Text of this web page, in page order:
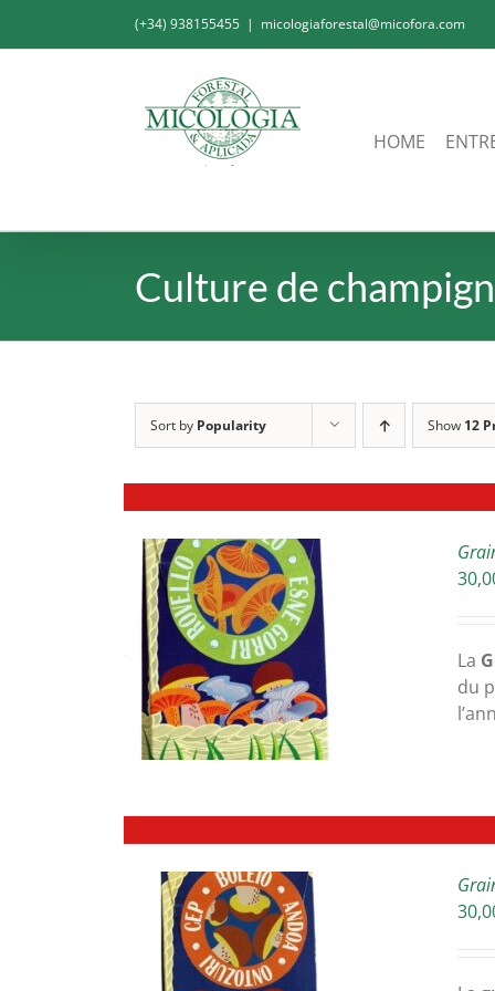
(+34) 938155455 | micologiaforestal@micofora.com
HOME
Culture de
Sort by Popularity Show 12
La
du